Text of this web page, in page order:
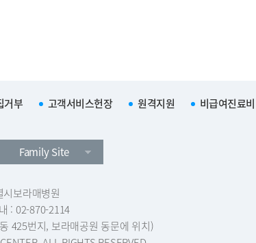
거부 고객서비스헌장 원격지원 비급여진료비
Family Site
보라매병원
: 02-870-2114
425번지, 보라매공원 동문에 위치)